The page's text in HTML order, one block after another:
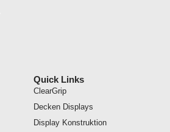
Quick Links
ClearGrip
Decken Displays
Display Konstruktion